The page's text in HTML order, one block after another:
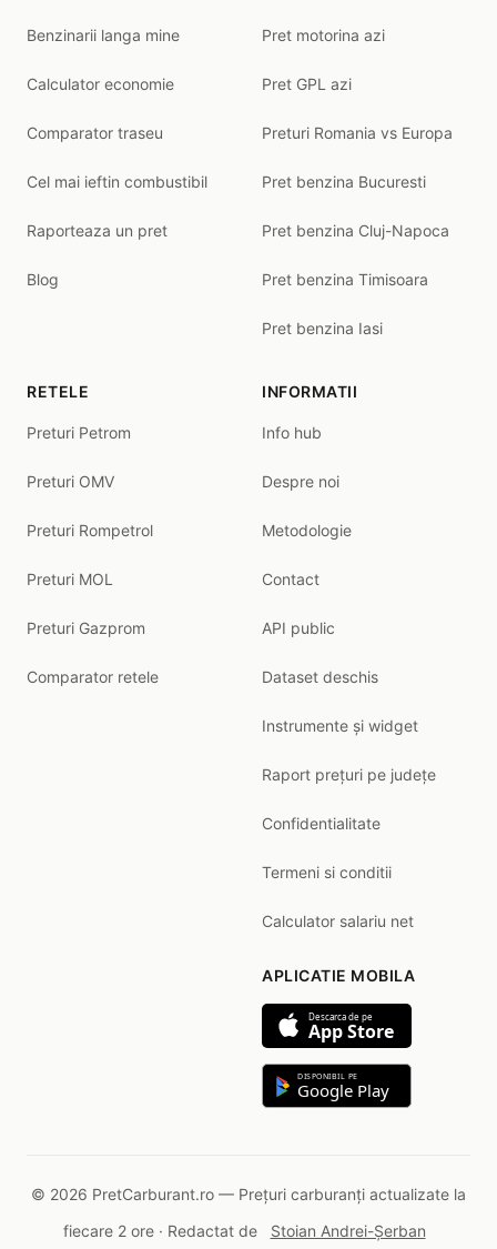
Benzinarii langa mine
Calculator economie
Comparator traseu
Cel mai ieftin combustibil
Raporteaza un pret
Blog
Pret motorina azi
Pret GPL azi
Preturi Romania vs Europa
Pret benzina Bucuresti
Pret benzina Cluj-Napoca
Pret benzina Timisoara
Pret benzina Iasi
RETELE
Preturi Petrom
Preturi OMV
Preturi Rompetrol
Preturi MOL
Preturi Gazprom
Comparator retele
INFORMATII
Info hub
Despre noi
Metodologie
Contact
API public
Dataset deschis
Instrumente și widget
Raport prețuri pe județe
Confidentialitate
Termeni si conditii
Calculator salariu net
APLICATIE MOBILA
Descarca de pe
App Store
DISPONIBIL PE
Google Play
© 2026 PretCarburant.ro — Prețuri carburanți actualizate la
fiecare 2 ore · Redactat de
Stoian Andrei-Șerban